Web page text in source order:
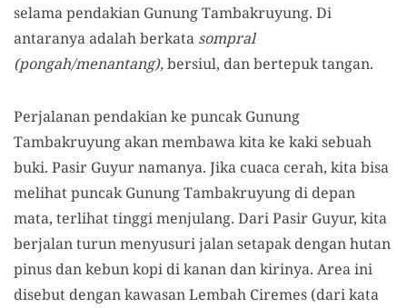
selama pendakian Gunung Tambakruyung. Di
antaranya adalahberkata sompral
(pongah/menantang),bersiul, dan bertepuktangan.
Perjalanan pendakianke puncak Gunung
Tambakruyungakan membawa kita ke kaki sebuah
buki. Pasir Guyur namanya. Jika cuaca cerah, kita bisa
melihat puncak Gunung Tambakruyung di depan
mata, terlihat tinggi menjulang. Dari Pasir Guyur, kita
berjalanturun menyusuri jalan setapak denganhutan
pinus dan kebun kopi dikanan dan kirinya. Area ini
disebut dengan kawasan Lembah Ciremes (dari kata